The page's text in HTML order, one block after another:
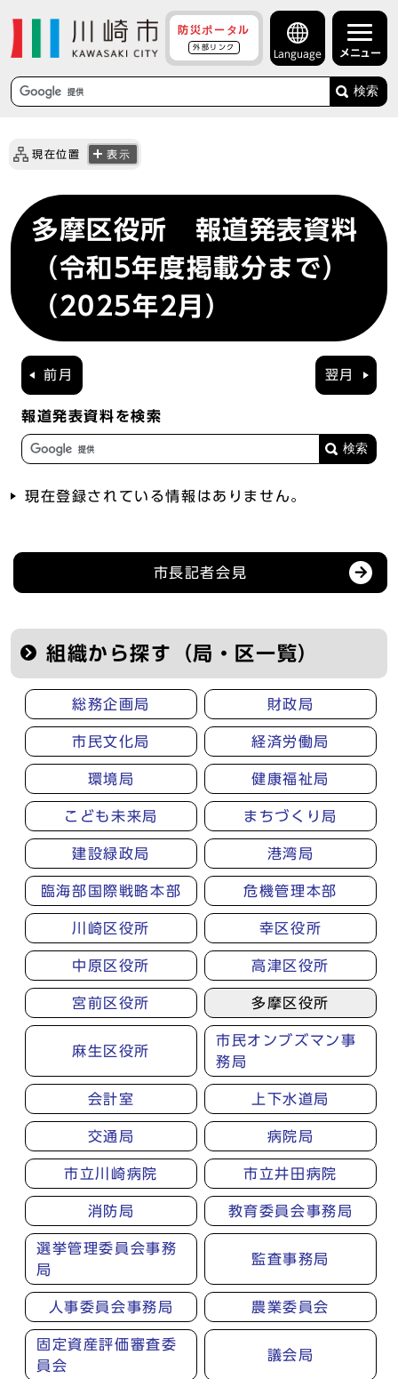
防災ポータル
外部リンク
Language メニュー
検索
現在位置 表示
多摩区役所 報道発表資料
（令和5年度掲載分まで）
（2025年2月）
前月 翌月
報道発表資料を検索
現在登録されている情報はありません。
市長記者会見
組織から探す（局・区一覧）
総務企画局 財政局
市民文化局 経済労働局
環境局 健康福祉局
こども未来局 まちづくり局
建設緑政局 港湾局
臨海部国際戦略本部 危機管理本部
川崎区役所 幸区役所
中原区役所 高津区役所
宮前区役所 多摩区役所
麻生区役所
市民オンブズマン事
務局
会計室 上下水道局
交通局 病院局
市立川崎病院 市立井田病院
消防局 教育委員会事務局
選挙管理委員会事務
局
監査事務局
人事委員会事務局 農業委員会
固定資産評価審査委
員会
議会局